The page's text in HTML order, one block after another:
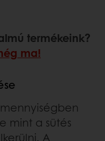
termékeink?
ma!
mint a sütés
A